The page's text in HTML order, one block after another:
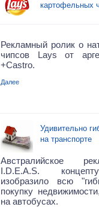
картофельных
Рекламный ролик о
чипсов Lays от
+Castro.
Далее
Удивительно
на транспорте
Австралийское
I.D.E.A.S.
изобразило всю
покупку
на автобусах.